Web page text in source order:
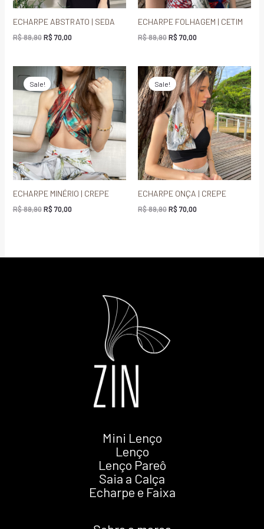
ECHARPE ABSTRATO | SEDA
R$89,90 R$ 70,00
ECHARPE FOLHAGEM | CETIM
R$89,90R$ 70,00
Sale!
ECHARPE MINÉRIO | CREPE
R$89,90
preço
original
era:
R$ 89,90.
R$ 70,00
O
preço
atual
é:
R$ 70,00.
Sale!
ECHARPE ONÇA | CREPE
R$89,90
O
preço
original
era:
R$ 89,90.
R$ 70,00
O
preço
atual
é:
R$ 70,00.
Mini Lenço
Lenço
Lenço Pareô
Saia a Calça
Echarpe e Faixa